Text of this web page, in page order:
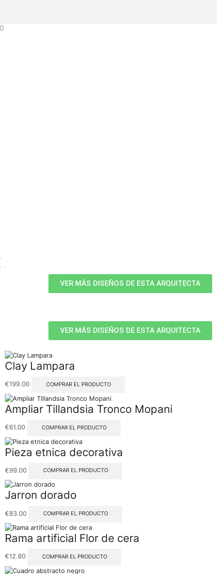
VER MÁS DISEÑOS DE ESTA ARQUITECTA
VER MÁS DISEÑOS DE ESTA ARQUITECTA
Clay Lampara
€199.00 COMPRAR EL PRODUCTO
Ampliar Tillandsia Tronco Mopani
€61.00 COMPRAR EL PRODUCTO
Pieza etnica decorativa
€99.00 COMPRAR EL PRODUCTO
Jarron dorado
€83.00 COMPRAR EL PRODUCTO
Rama artificial Flor de cera
€12.80 COMPRAR EL PRODUCTO